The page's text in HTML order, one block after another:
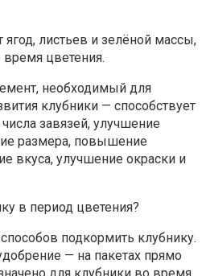
ягод, листьев и зелёной массы,
цветения.
необходимый для
клубники — способствует
завязей, улучшение
размера, повышение
вкуса, улучшение окраски и
в период цветения?
подкормить клубнику.
— на пакетах прямо